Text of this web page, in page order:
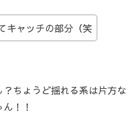
キャッチの部分（笑
ちょうど揺れる系は片方な
！！